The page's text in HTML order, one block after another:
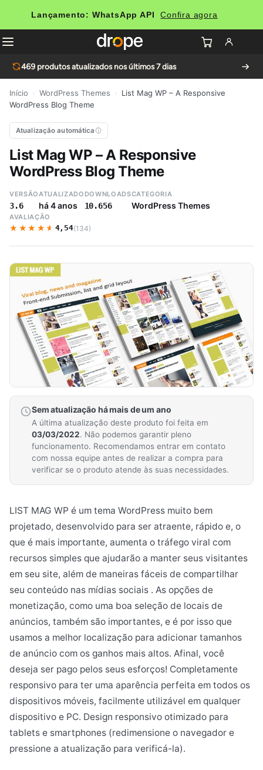
Lançamento: WhatsApp API Confira agora
469 produtos atualizados nos últimos 7 dias
Início WordPress Themes
List Mag WP – A Responsive
WordPress Blog Theme
Atualização automática
List Mag WP – A Responsive
WordPress Blog Theme
VERSÃO
3.6
ATUALIZADO
há 4 anos
DOWNLOADS
10.656
CATEGORIA
WordPress Themes
AVALIAÇÃO
★★★★★
★★★★★ 4,54(134)
Sem atualização há mais de um ano
A última atualização deste produto foi feita em
03/03/2022. Não podemos garantir pleno
funcionamento. Recomendamos entrar em contato
com nossa equipe antes de realizar a compra para
verificar se o produto atende às suas necessidades.
LIST MAG WP é um tema WordPress muito bem
projetado, desenvolvido para ser atraente, rápido e, o
que é mais importante, aumenta o tráfego viral com
recursos simples que ajudarão a manter seus visitantes
em seu site, além de maneiras fáceis de compartilhar
seu conteúdo nas mídias sociais . As opções de
monetização, como uma boa seleção de locais de
anúncios, também são importantes, e é por isso que
usamos a melhor localização para adicionar tamanhos
de anúncio com os ganhos mais altos. Afinal, você
deseja ser pago pelos seus esforços! Completamente
responsivo para ter uma aparência perfeita em todos os
dispositivos móveis, facilmente utilizável em qualquer
dispositivo e PC. Design responsivo otimizado para
tablets e smartphones (redimensione o navegador e
pressione a atualização para verificá-la).